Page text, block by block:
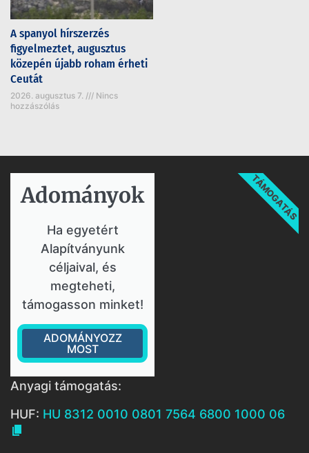
A spanyol hírszerzés
figyelmeztet, augusztus
közepén újabb roham érheti
Ceutát
2026. augusztus 7.
Nincs
hozzászólás
Adományok​
Ha egyetért
Alapítványunk
céljaival, és
megteheti,
támogasson minket!
ADOMÁNYOZZ
MOST
TÁMOGATÁS
Anyagi támogatás:
HUF: HU 8312 0010 0801 7564 6800 1000 06
